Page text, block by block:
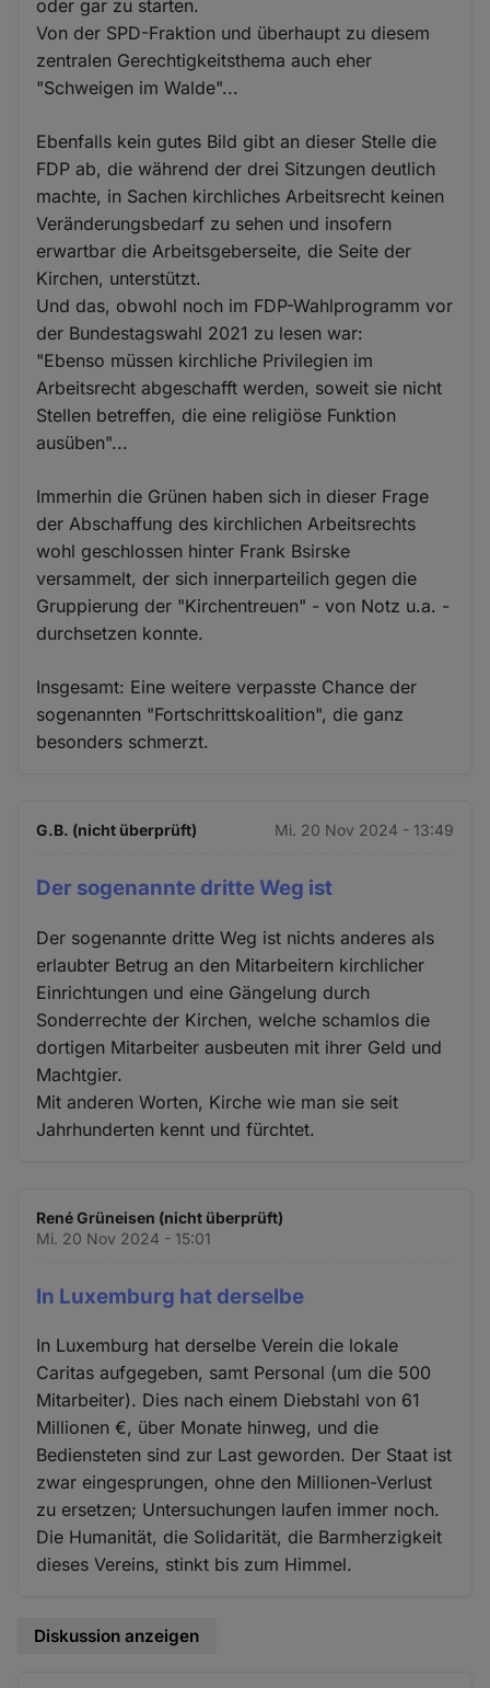
oder gar zu starten.
Von der SPD-Fraktion und überhaupt zu diesem
zentralen Gerechtigkeitsthema auch eher
"Schweigen im Walde"...
Ebenfalls kein gutes Bild gibt an dieser Stelle die
FDP ab, die während der drei Sitzungen deutlich
machte, in Sachen kirchliches Arbeitsrecht keinen
Veränderungsbedarf zu sehen und insofern
erwartbar die Arbeitsgeberseite, die Seite der
Kirchen, unterstützt.
Und das, obwohl noch im FDP-Wahlprogramm vor
der Bundestagswahl 2021 zu lesen war:
"Ebenso müssen kirchliche Privilegien im
Arbeitsrecht abgeschafft werden, soweit sie nicht
Stellen betreffen, die eine religiöse Funktion
ausüben"...
Immerhin die Grünen haben sich in dieser Frage
der Abschaffung des kirchlichen Arbeitsrechts
wohl geschlossen hinter Frank Bsirske
versammelt, der sich innerparteilich gegen die
Gruppierung der "Kirchentreuen" - von Notz u.a. -
durchsetzen konnte.
Insgesamt: Eine weitere verpasste Chance der
sogenannten "Fortschrittskoalition", die ganz
besonders schmerzt.
G.B. (nicht überprüft) Mi. 20 Nov 2024 - 13:49
Der sogenannte dritte Weg ist
Der sogenannte dritte Weg ist nichts anderes als
erlaubter Betrug an den Mitarbeitern kirchlicher
Einrichtungen und eine Gängelung durch
Sonderrechte der Kirchen, welche schamlos die
dortigen Mitarbeiter ausbeuten mit ihrer Geld und
Machtgier.
Mit anderen Worten, Kirche wie man sie seit
Jahrhunderten kennt und fürchtet.
René Grüneisen (nicht überprüft)
Mi. 20 Nov 2024 - 15:01
In Luxemburg hat derselbe
In Luxemburg hat derselbe Verein die lokale
Caritas aufgegeben, samt Personal (um die 500
Mitarbeiter). Dies nach einem Diebstahl von 61
Millionen €, über Monate hinweg, und die
Bediensteten sind zur Last geworden. Der Staat ist
zwar eingesprungen, ohne den Millionen-Verlust
zu ersetzen; Untersuchungen laufen immer noch.
Die Humanität, die Solidarität, die Barmherzigkeit
dieses Vereins, stinkt bis zum Himmel.
Diskussion anzeigen